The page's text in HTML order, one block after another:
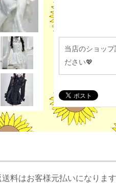
当店のショッ
ださい💖
料はお客様元払いになります